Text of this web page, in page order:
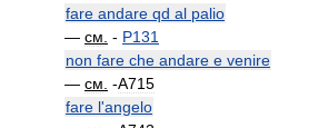
fare andare qd al palio
— см - P131
non fare che andare e venire
— см -A715
fare l'angelo